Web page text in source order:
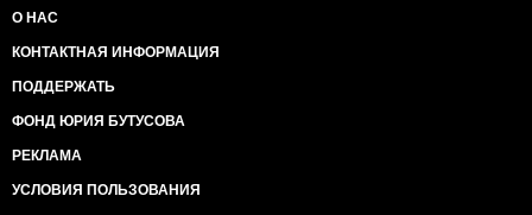
О НАС
КОНТАКТНАЯ ИНФОРМАЦИЯ
ПОДДЕРЖАТЬ
ФОНД ЮРИЯ БУТУСОВА
РЕКЛАМА
УСЛОВИЯ ПОЛЬЗОВАНИЯ